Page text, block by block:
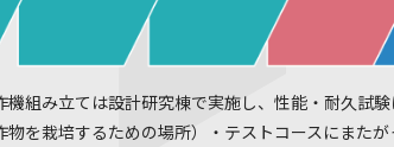
機組み立ては設計研究棟で実施し、性能・耐久試
物を栽培するための場所）・テストコースにまた